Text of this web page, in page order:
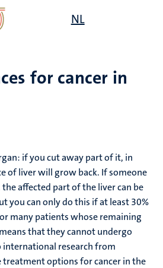
NL
for cancer in
if you cut away part of it, in
of liver will grow back. If someone
the affected part of the liver can be
you can only do this if at least 30%
many patients whose remaining
that they cannot undergo
international research from
treatment options for cancer in the